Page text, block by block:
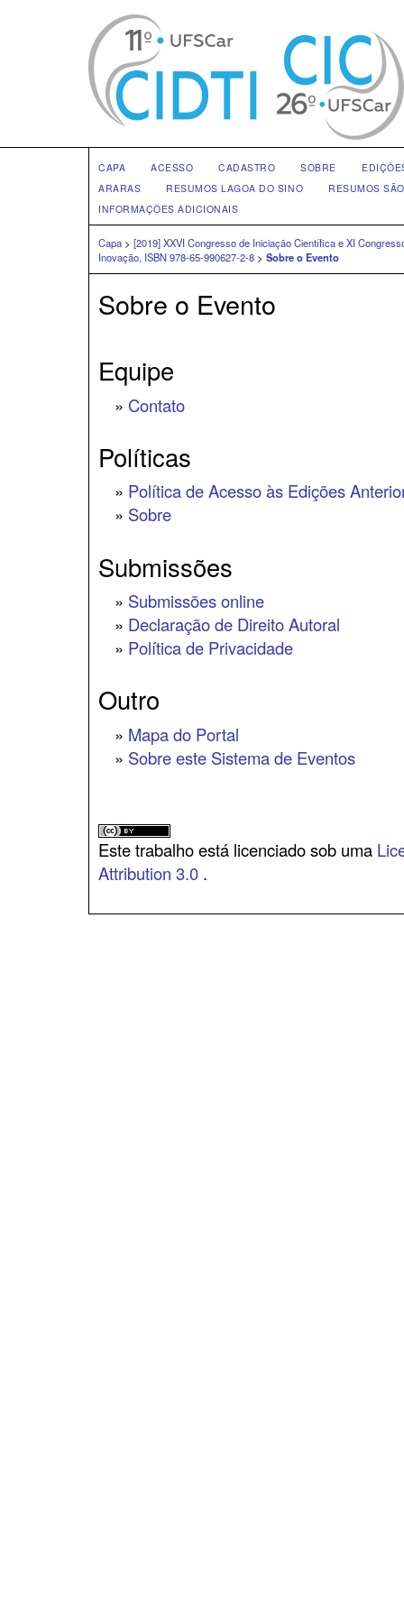
CAPA ACESSO CADASTRO SOBRE
ARARAS
RESUMOS LAGOA DO SINO
RESUMOS
INFORMAÇÕES ADICIONAIS
Capa > [2019] XXVI Congresso de Iniciação Científica e XI
Inovação, ISBN 978-65-990627-2-8 > Sobre o Evento
Sobre o Evento
Equipe
» Contato
Políticas
» Política de Acesso às Edições
» Sobre
Submissões
» Submissões online
» Declaração de Direito Autoral
» Política de Privacidade
Outro
» Mapa do Portal
» Sobre este Sistema de Eventos
Este trabalho está licenciado sob uma
Attribution 3.0 .